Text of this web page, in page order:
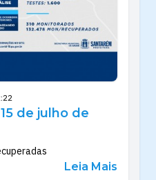
de julho de
Leia Mais